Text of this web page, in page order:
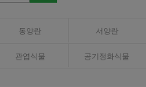
동양란 서양란
관엽식물 공기정화식물